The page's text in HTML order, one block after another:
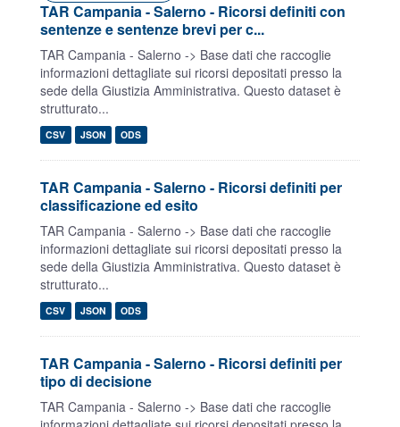
TAR Campania - Salerno - Ricorsi definiti con
sentenze e sentenze brevi per c...
TAR Campania - Salerno -> Base dati che raccoglie
informazioni dettagliate sui ricorsi depositati presso la
sede della Giustizia Amministrativa. Questo dataset è
strutturato...
CSV JSON ODS
TAR Campania - Salerno - Ricorsi definiti per
classificazione ed esito
TAR Campania - Salerno -> Base dati che raccoglie
informazioni dettagliate sui ricorsi depositati presso la
sede della Giustizia Amministrativa. Questo dataset è
strutturato...
CSV JSON ODS
TAR Campania - Salerno - Ricorsi definiti per
tipo di decisione
TAR Campania - Salerno -> Base dati che raccoglie